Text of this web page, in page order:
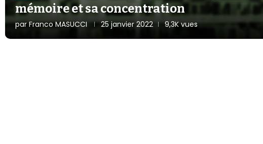
mémoire et sa concentration
parFranco MASUCCI 25 janvier 2022 9,3K vues